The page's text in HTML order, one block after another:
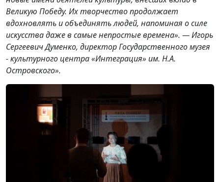
Великую Победу. Их творчество продолжает
вдохновлять и объединять людей, напоминая о силе
искусства даже в самые непростые времена». — Игорь
Сергеевич Думенко, директор Государственного музея
- культурного центра «Интеграция» им. Н.А.
Островского».